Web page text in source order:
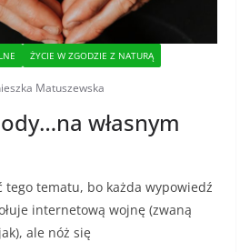
ŻYCIE W ZGODZIE Z NATURĄ
Matuszewska
własnym
tego tematu, bo każda wypowiedź
internetową wojnę (zwaną
ale nóż się